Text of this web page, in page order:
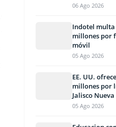
06 Ago 2026
Indotel multa
millones por
móvil
05 Ago 2026
EE. UU.
millones por
Jalisco
05 Ago 2026